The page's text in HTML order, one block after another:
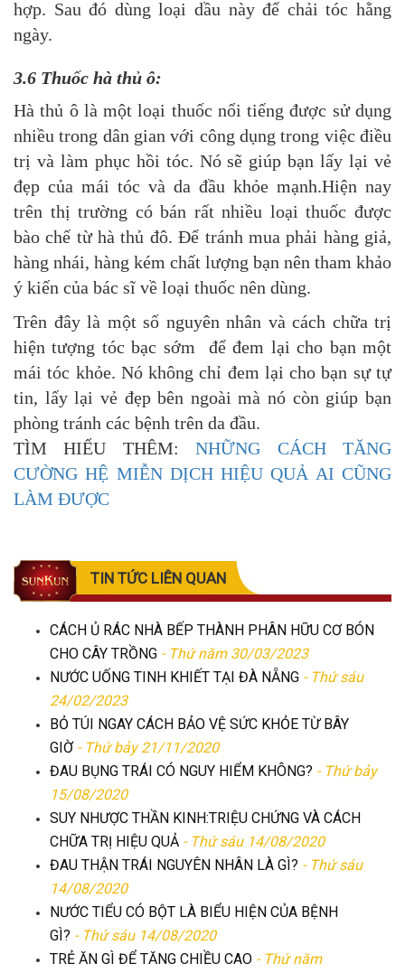
hợp. Sau đó dùng loại dầu này để chải tóc hằng
ngày.
3.6 Thuốc hà thủ ô:
Hà thủ ô là một loại thuốc nổi tiếng được sử dụng
nhiều trong dân gian với công dụng trong việc điều
trị và làm phục hồi tóc. Nó sẽ giúp bạn lấy lại vẻ
đẹp của mái tóc và da đầu khỏe mạnh.Hiện nay
trên thị trường có bán rất nhiều loại thuốc được
bào chế từ hà thủ đô. Để tránh mua phải hàng giả,
hàng nhái, hàng kém chất lượng bạn nên tham khảo
ý kiến của bác sĩ về loại thuốc nên dùng.
Trên đây là một số nguyên nhân và cách chữa trị
hiện tượng tóc bạc sớm để đem lại cho bạn một
mái tóc khỏe. Nó không chỉ đem lại cho bạn sự tự
tin, lấy lại vẻ đẹp bên ngoài mà nó còn giúp bạn
phòng tránh các bệnh trên da đầu.
TÌM HIỂU THÊM:NHỮNG CÁCH TĂNG
CƯỜNG HỆ MIỄN DỊCH HIỆU QUẢ AI CŨNG
LÀM ĐƯỢC
TIN TỨC LIÊN QUAN
CÁCH Ủ RÁC NHÀ BẾP THÀNH PHÂN HỮU CƠ BÓN
CHO CÂY TRỒNG - Thứ năm 30/03/2023
NƯỚC UỐNG TINH KHIẾT TẠI ĐÀ NẴNG - Thứ sáu
24/02/2023
BỎ TÚI NGAY CÁCH BẢO VỆ SỨC KHỎE TỪ BÂY
GIỜ- Thứ bảy 21/11/2020
ĐAU BỤNG TRÁI CÓ NGUY HIỂM KHÔNG? - Thứ bảy
15/08/2020
SUY NHƯỢC THẦN KINH:TRIỆU CHỨNG VÀ CÁCH
CHỮA TRỊ HIỆU QUẢ - Thứ sáu 14/08/2020
ĐAU THẬN TRÁI NGUYÊN NHÂN LÀ GÌ? - Thứ sáu
14/08/2020
NƯỚC TIỂU CÓ BỘT LÀ BIỂU HIỆN CỦA BỆNH
GÌ? - Thứ sáu 14/08/2020
TRẺ ĂN GÌ ĐỂ TĂNG CHIỀU CAO - Thứ năm